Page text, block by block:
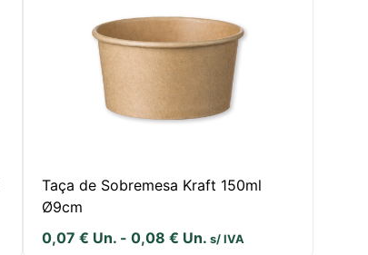
Taça de Sobremesa Kraft 150ml
Ø9cm
0,07€ Un. -0,08€ Un. s/ IVA